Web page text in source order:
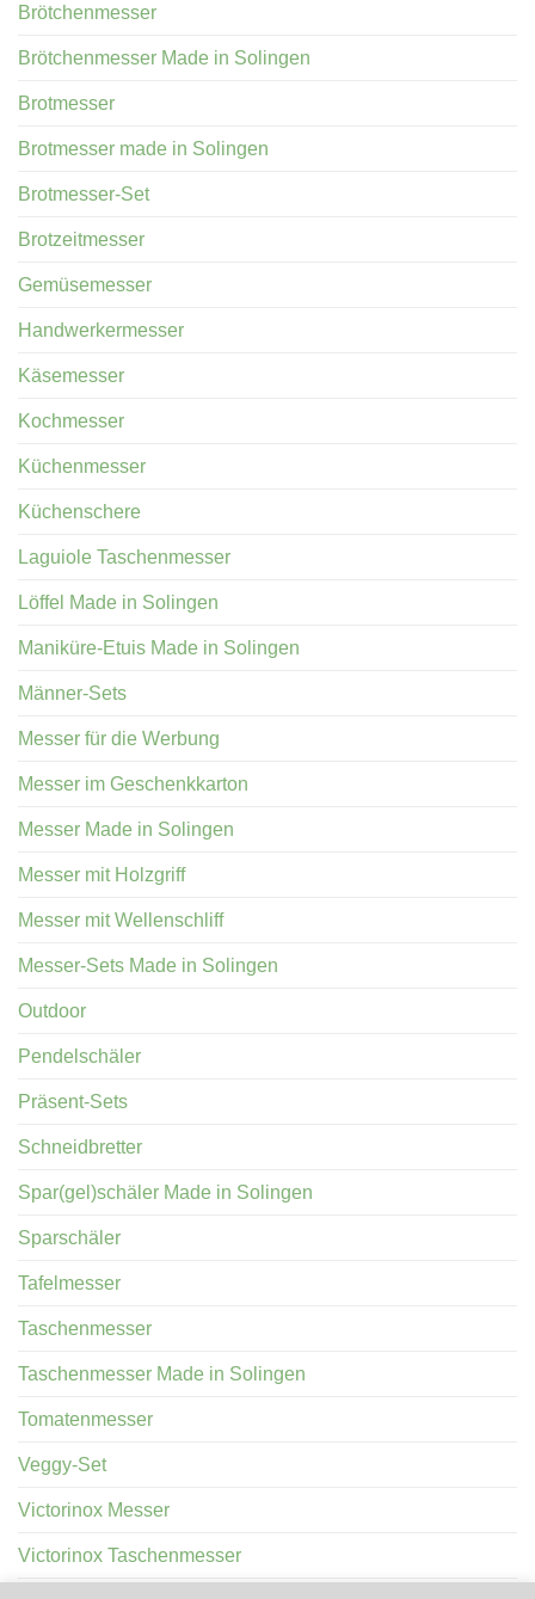
Brötchenmesser
Brötchenmesser Made in Solingen
Brotmesser
Brotmesser made in Solingen
Brotmesser-Set
Brotzeitmesser
Gemüsemesser
Handwerkermesser
Käsemesser
Kochmesser
Küchenmesser
Küchenschere
Laguiole Taschenmesser
Löffel Made in Solingen
Maniküre-Etuis Made in Solingen
Männer-Sets
Messer für die Werbung
Messer im Geschenkkarton
Messer Made in Solingen
Messer mit Holzgriff
Messer mit Wellenschliff
Messer-Sets Made in Solingen
Outdoor
Pendelschäler
Präsent-Sets
Schneidbretter
Spar(gel)schäler Made in Solingen
Sparschäler
Tafelmesser
Taschenmesser
Taschenmesser Made in Solingen
Tomatenmesser
Veggy-Set
Victorinox Messer
Victorinox Taschenmesser